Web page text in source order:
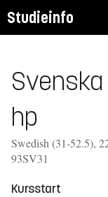
Studieinfo
hp
Swedish (31-52.5),
93SV31
Kursstart